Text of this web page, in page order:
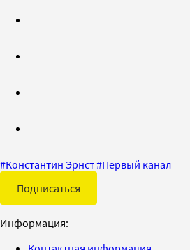
#Константин Эрнст#Первый канал
Подписаться
Информация: